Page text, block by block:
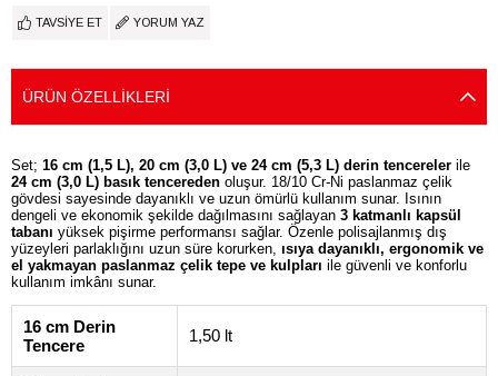
TAVSIYE ET YORUM YAZ
ÜRÜN ÖZELLIKLERI
Set; 16 cm (1,5 L), 20 cm (3,0 L) ve 24 cm (5,3 L) derin tencereler ile
24 cm (3,0 L) basık tencereden oluşur. 18/10 Cr-Ni paslanmaz çelik
gövdesi sayesinde dayanıklı ve uzun ömürlü kullanım sunar. Isının
dengeli ve ekonomik şekilde dağılmasını sağlayan 3 katmanlı kapsül
tabanı yüksek pişirme performansı sağlar. Özenle polisajlanmış dış
yüzeyleri parlaklığını uzun süre korurken, ısıya dayanıklı, ergonomik ve
el yakmayan paslanmaz çelik tepe ve kulpları ile güvenli ve konforlu
kullanım imkânı sunar.
16 cm Derin
Tencere
1,50 lt